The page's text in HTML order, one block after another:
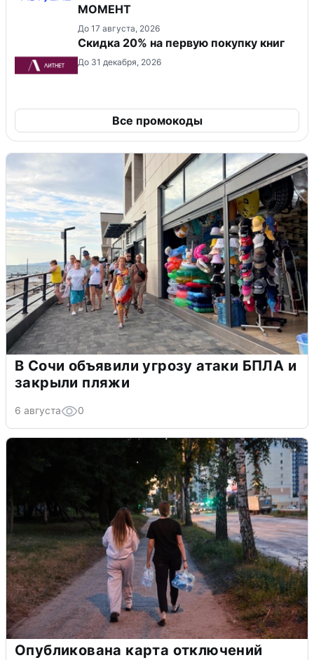
МОМЕНТ
До 17 августа, 2026
Скидка 20% на первую покупку книг
До 31 декабря, 2026
Все промокоды
В Сочи объявили угрозу атаки БПЛА и
закрыли пляжи
6 августа 0
Опубликована карта отключений